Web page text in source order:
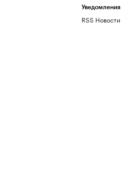
Уведомления
RSS Новости